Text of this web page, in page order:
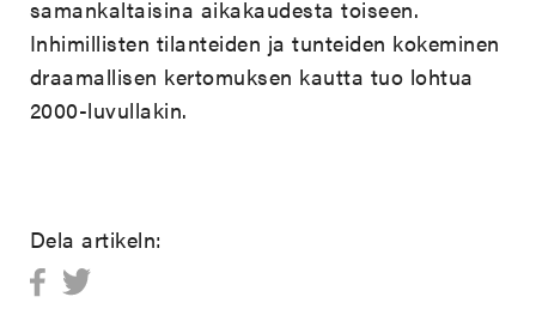
samankaltaisina aikakaudesta toiseen.
Inhimillisten tilanteiden ja tunteiden kokeminen
draamallisen kertomuksen kautta tuo lohtua
2000-luvullakin.
Dela artikeln: